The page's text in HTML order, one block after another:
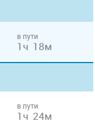
в пути
1ч 18м
в пути
1ч 24м